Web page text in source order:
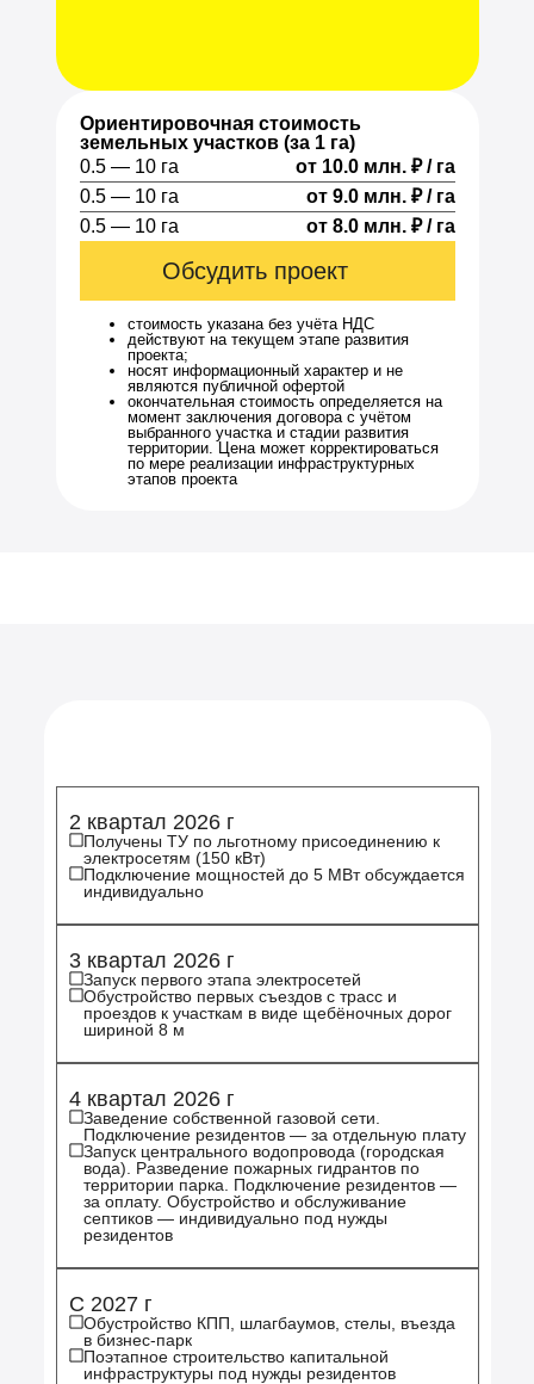
Ориентировочная стоимость
земельных участков (за 1 га)
0.5 — 10 га
от 10.0 млн. ₽ / га
0.5 — 10 га
от 9.0 млн. ₽ / га
0.5 — 10 га
от 8.0 млн. ₽ / га
Обсудить проект
стоимость указана без учёта НДС
действуют на текущем этапе развития
проекта;
носят информационный характер и не
являются публичной офертой
окончательная стоимость определяется на
момент заключения договора с учётом
выбранного участка и стадии развития
территории. Цена может корректироваться
по мере реализации инфраструктурных
этапов проекта
2 квартал 2026 г
Получены ТУ по льготному присоединению к
электросетям (150 кВт)
Подключение мощностей до 5 МВт обсуждается
индивидуально
3 квартал 2026 г
Запуск первого этапа электросетей
Обустройство первых съездов с трасс и
проездов к участкам в виде щебёночных дорог
шириной 8 м
4 квартал 2026 г
Заведение собственной газовой сети.
Подключение резидентов — за отдельную плату
Запуск центрального водопровода (городская
вода). Разведение пожарных гидрантов по
территории парка. Подключение резидентов —
за оплату. Обустройство и обслуживание
септиков — индивидуально под нужды
резидентов
С 2027 г
Обустройство КПП, шлагбаумов, стелы, въезда
в бизнес-парк
Поэтапное строительство капитальной
инфраструктуры под нужды резидентов